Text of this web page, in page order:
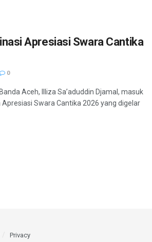
Apresiasi Swara Cantika
0
Aceh, Illiza Sa’aduddin Djamal, masuk
Swara Cantika 2026 yang digelar
Privacy